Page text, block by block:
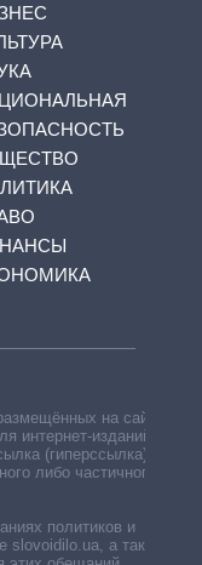
на сайте,
интернет-изданий —
(гиперссылка)
либо частичного
политиков и
slovoidilo.ua, а также